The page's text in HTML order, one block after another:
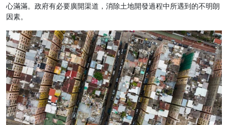
心滿滿。政府有必要廣開渠道，消除土地開發過程中所遇到的不明朗
因素。